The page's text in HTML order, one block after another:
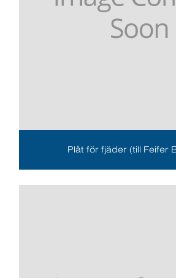
Plåt för fjäder (till Feifer